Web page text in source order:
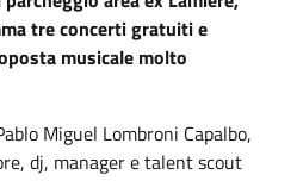
tre concerti gratuiti e
musicale molto
Miguel Lombroni Capalbo,
dj, manager e talent scout